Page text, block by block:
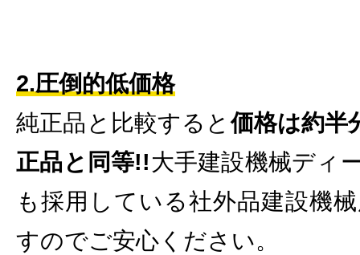
2.圧倒的低価格
純正品と比較すると価格は約半
正品と同等!!大手建設機械ディ
も採用している社外品建設機
すのでご安心ください。